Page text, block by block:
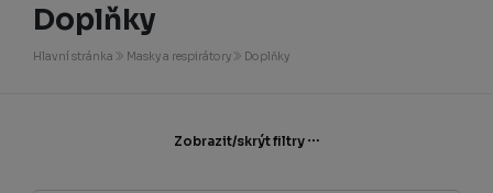
Doplňky
Hlavní stránka Masky a respirátory Doplňky
Zobrazit/skrýt filtry